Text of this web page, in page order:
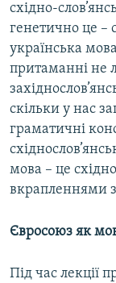
східно-
генетично це –
українська
притаманні не
скільки у нас
граматичні
мова – це
вкрапленнями
Євросоюз як
Під час лекції